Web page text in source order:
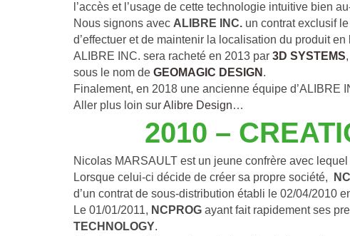
l’accès et l’usage de cette technologie intuitive bien
Nous signons avec ALIBRE INC. un contrat exclusif
d’effectuer et de maintenir la localisation du produit
ALIBRE INC. sera racheté en 2013 par 3D SYSTEMS
sous le nom de GEOMAGIC DESIGN .
Finalement, en 2018 une ancienne équipe
Aller plus loin sur Alibre Design…
2010 –
Nicolas MARSAULT est un jeune confrère avec
Lorsque celui-ci décide de créer sa propre société,
d’un contrat de sous-distribution établi le 02/04/2010
Le 01/01/2011, NCPROG ayant fait rapidement ses
TECHNOLOGY.